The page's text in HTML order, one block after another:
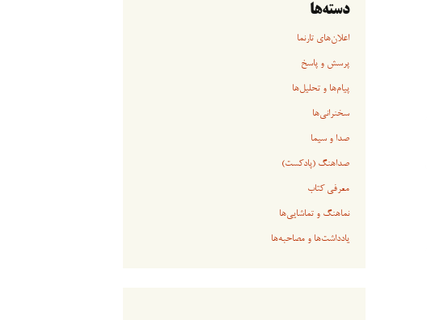
دسته‌ها
اعلان‌های تارنما
پرسش و پاسخ
پیام‌ها و تحلیل‌ها
سخنرانی‏‏‌ها
صدا و سیما
صداهنگ (پادکست)
معرفی کتاب
نماهنگ و تماشایی‌ها
یادداشت‌ها و مصاحبه‌ها